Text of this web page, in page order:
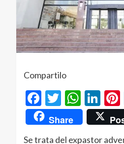
Compartilo
Facebook
Twitter
Share
Se trata del expastor